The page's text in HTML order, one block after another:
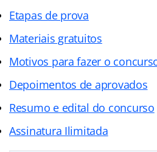
Etapas de prova
Materiais gratuitos
Motivos para fazer o
Depoimentos de aprovados
Resumo e edital do concurso
Assinatura Ilimitada